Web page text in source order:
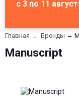
с 3 по 11
Главная → Бренды →
Manuscript